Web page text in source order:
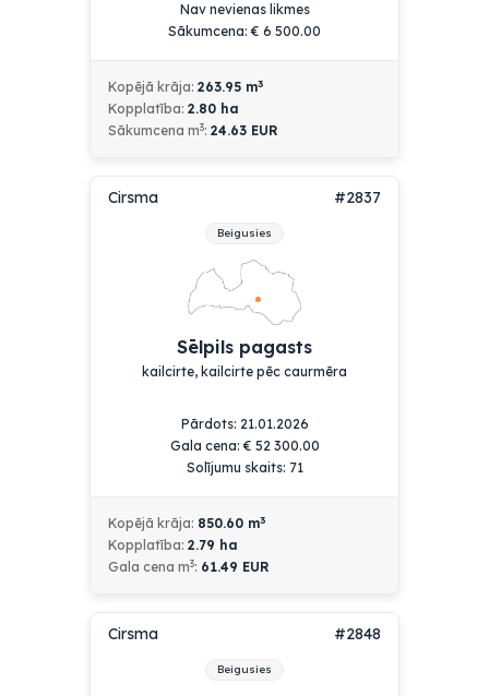
Nav nevienas likmes
Sākumcena:€ 6 500.00
Kopējā krāja: 263.95 m3
Kopplatība: 2.80 ha
Sākumcena m3: 24.63 EUR
Cirsma #2837
Beigusies
Sēlpils pagasts
kailcirte, kailcirte pēc caurmēra
Pārdots: 21.01.2026
Gala cena:€ 52 300.00
Solījumu skaits: 71
Kopējā krāja: 850.60 m3
Kopplatība: 2.79 ha
Gala cena m3: 61.49 EUR
Cirsma #2848
Beigusies